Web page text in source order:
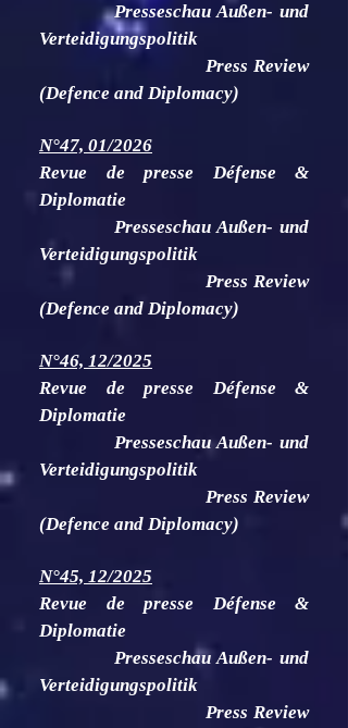
Presseschau Außen- und
Verteidigungspolitik
Press Review
(Defence and Diplomacy)
N°47, 01/2026
Revue de presse Défense &
Diplomatie
Presseschau Außen- und
Verteidigungspolitik
Press Review
(Defence and Diplomacy)
N°46, 12/2025
Revue de presse Défense &
Diplomatie
Presseschau Außen- und
Verteidigungspolitik
Press Review
(Defence and Diplomacy)
N°45, 12/2025
Revue de presse Défense &
Diplomatie
Presseschau Außen- und
Verteidigungspolitik
Press Review